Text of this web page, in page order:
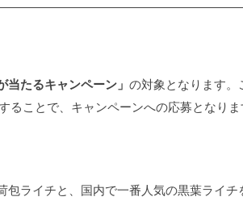
たるキャンペーン」 の対象となります。
ことで、キャンペーンへの応募となりま
ライチと、国内で一番人気の黒葉ライ